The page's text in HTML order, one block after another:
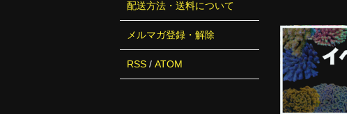
配送方法・送料について
メルマガ登録・解除
RSS / ATOM